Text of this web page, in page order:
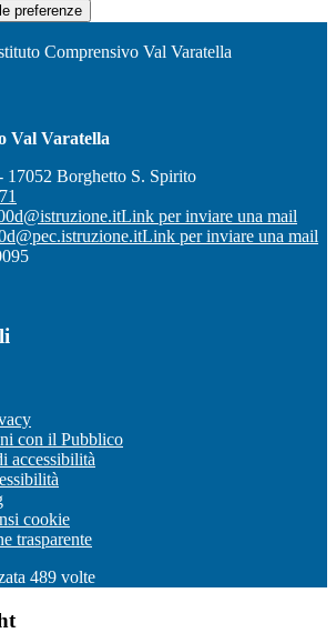
preferenze
Comprensivo Val Varatella
Val Varatella
17052 Borghetto S. Spirito
Link per inviare una mail
Link per inviare una mail
con il Pubblico
accessibilità
cookie
trasparente
489 volte